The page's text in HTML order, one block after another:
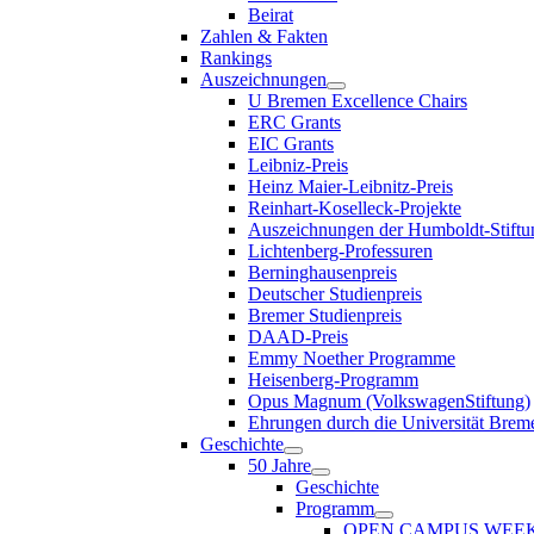
Beirat
Zahlen & Fakten
Rankings
Auszeichnungen
U Bremen Excellence Chairs
ERC Grants
EIC Grants
Leibniz-Preis
Heinz Maier-Leibnitz-Preis
Reinhart-Koselleck-Projekte
Auszeichnungen der Humboldt-
Lichtenberg-Professuren
Berninghausenpreis
Deutscher Studienpreis
Bremer Studienpreis
DAAD-Preis
Emmy Noether Programme
Heisenberg-Programm
Opus Magnum (VolkswagenStiftung)
Ehrungen durch die Universität
Geschichte
50 Jahre
Geschichte
Programm
OPEN CAMPUS